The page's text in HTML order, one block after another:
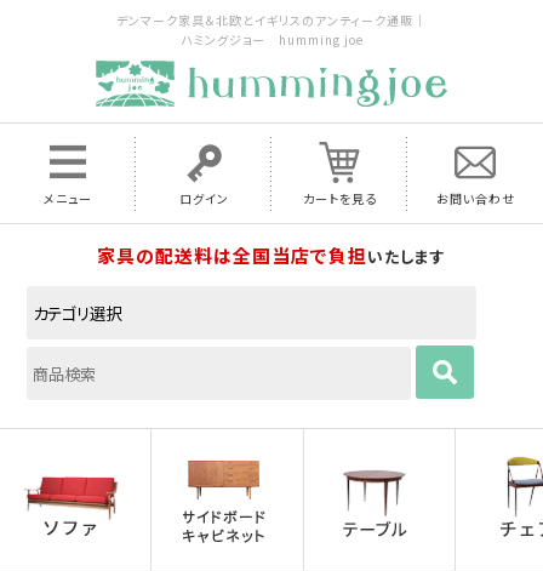
デンマーク家具＆北欧とイギリスのアンティーク通販｜
ハミングジョー humming joe
メニュー ログイン カートを見る お問い合わせ
家具の配送料は全国当店で負担いたします